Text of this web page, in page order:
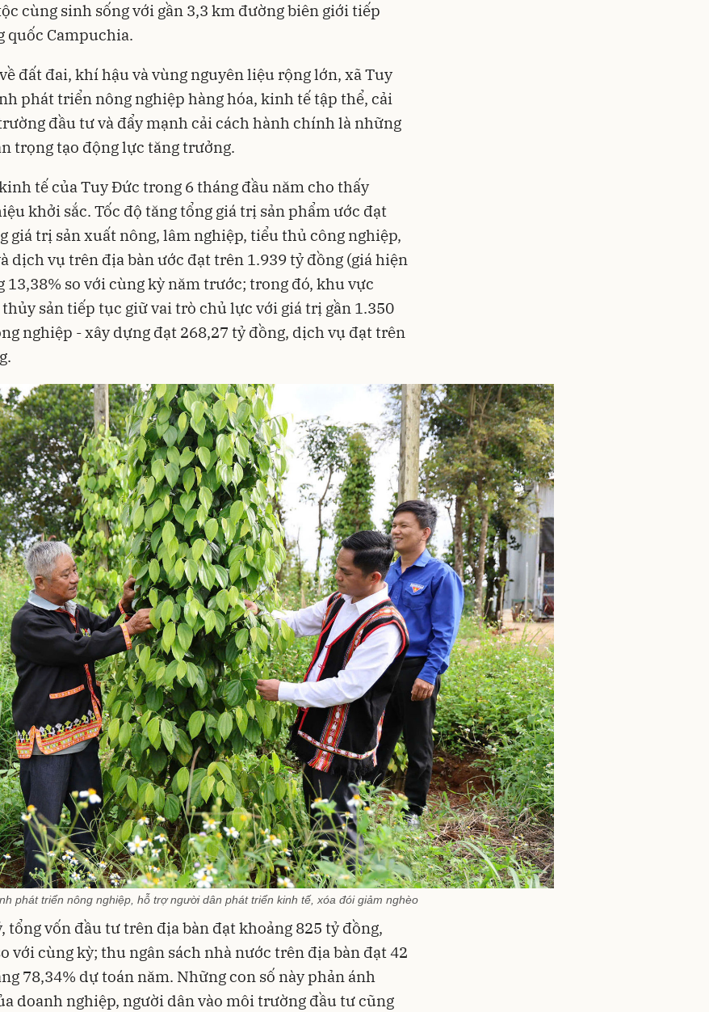
cùng sinh sống với gần 3,3 km đường biên giới tiếp
quốc Campuchia.
đất đai, khí hậu và vùng nguyên liệu rộng lớn, xã Tuy
phát triển nông nghiệp hàng hóa, kinh tế tập thể, cải
đầu tư và đẩy mạnh cải cách hành chính là những
trọng tạo động lực tăng trưởng.
tế của Tuy Đức trong 6 tháng đầu năm cho thấy
khởi sắc. Tốc độ tăng tổng giá trị sản phẩm ước đạt
giá trị sản xuất nông, lâm nghiệp, tiểu thủ công nghiệp,
dịch vụ trên địa bàn ước đạt trên 1.939 tỷ đồng (giá hiện
13,38% so với cùng kỳ năm trước; trong đó, khu vực
sản tiếp tục giữ vai trò chủ lực với giá trị gần 1.350
nghiệp - xây dựng đạt 268,27 tỷ đồng, dịch vụ đạt trên
phát triển nông nghiệp, hỗ trợ người dân phát triển kinh tế, xóa đói giảm nghèo
tổng vốn đầu tư trên địa bàn đạt khoảng 825 tỷ đồng,
với cùng kỳ; thu ngân sách nhà nước trên địa bàn đạt 42
78,34% dự toán năm. Những con số này phản ánh
doanh nghiệp, người dân vào môi trường đầu tư cũng